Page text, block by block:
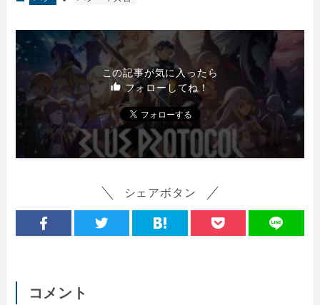
この記事が気に入ったら
フォローしてね！
シェアボタン
コメント